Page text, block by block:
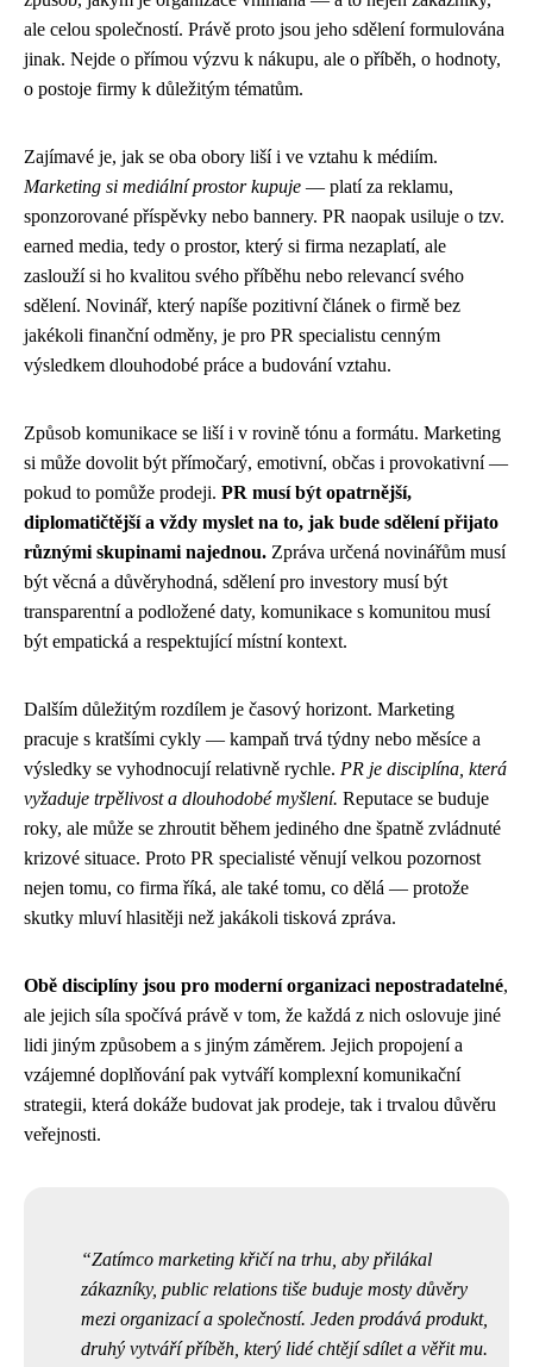
ale celou společností. Právě proto jsou jeho sdělení formulována
jinak. Nejde o přímou výzvu k nákupu, ale o příběh, o hodnoty,
o postoje firmy k důležitým tématům.
Zajímavé je, jak se oba obory liší i ve vztahu k médiím.
Marketing si mediální prostor kupuje — platí za reklamu,
sponzorované příspěvky nebo bannery. PR naopak usiluje o tzv.
earned media, tedy o prostor, který si firma nezaplatí, ale
zaslouží si ho kvalitou svého příběhu nebo relevancí svého
sdělení. Novinář, který napíše pozitivní článek o firmě bez
jakékoli finanční odměny, je pro PR specialistu cenným
výsledkem dlouhodobé práce a budování vztahu.
Způsob komunikace se liší i v rovině tónu a formátu. Marketing
si může dovolit být přímočarý, emotivní, občas i provokativní —
pokud to pomůže prodeji. PR musí být opatrnější,
diplomatičtější a vždy myslet na to, jak bude sdělení přijato
různými skupinami najednou. Zpráva určená novinářům musí
být věcná a důvěryhodná, sdělení pro investory musí být
transparentní a podložené daty, komunikace s komunitou musí
být empatická a respektující místní kontext.
Dalším důležitým rozdílem je časový horizont. Marketing
pracuje s kratšími cykly — kampaň trvá týdny nebo měsíce a
výsledky se vyhodnocují relativně rychle. PR je disciplína, která
vyžaduje trpělivost a dlouhodobé myšlení. Reputace se buduje
roky, ale může se zhroutit během jediného dne špatně zvládnuté
krizové situace. Proto PR specialisté věnují velkou pozornost
nejen tomu, co firma říká, ale také tomu, co dělá — protože
skutky mluví hlasitěji než jakákoli tisková zpráva.
Obě disciplíny jsou pro moderní organizaci nepostradatelné,
ale jejich síla spočívá právě v tom, že každá z nich oslovuje jiné
lidi jiným způsobem a s jiným záměrem. Jejich propojení a
vzájemné doplňování pak vytváří komplexní komunikační
strategii, která dokáže budovat jak prodeje, tak i trvalou důvěru
veřejnosti.
Zatímco marketing křičí na trhu, aby přilákal
zákazníky, public relations tiše buduje mosty důvěry
mezi organizací a společností. Jeden prodává produkt,
druhý vytváří příběh, který lidé chtějí sdílet a věřit mu.